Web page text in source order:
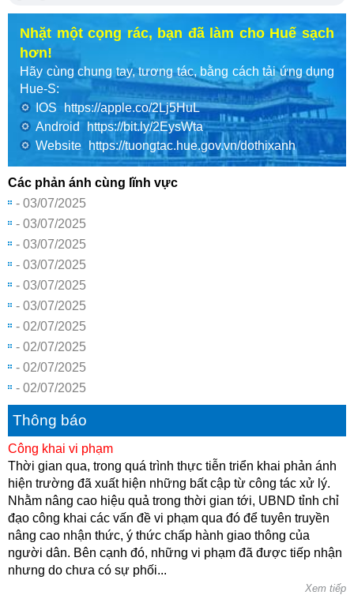
Nhặt một cọng rác, bạn đã làm cho Huế sạch
hơn!
Hãy cùng chung tay, tương tác, bằng cách tải ứng dụng
Hue-S:
IOS
https://apple.co/2Lj5HuL
Android
https://bit.ly/2EysWta
Website
https://tuongtac.hue.gov.vn/dothixanh
Các phản ánh cùng lĩnh vực
- 03/07/2025
- 03/07/2025
- 03/07/2025
- 03/07/2025
- 03/07/2025
- 03/07/2025
- 02/07/2025
- 02/07/2025
- 02/07/2025
- 02/07/2025
Thông báo
Công khai vi phạm
Thời gian qua, trong quá trình thực tiễn triển khai phản ánh
hiện trường đã xuất hiện những bất cập từ công tác xử lý.
Nhằm nâng cao hiệu quả trong thời gian tới, UBND tỉnh chỉ
đạo công khai các vấn đề vi phạm qua đó để tuyên truyền
nâng cao nhận thức, ý thức chấp hành giao thông của
người dân. Bên cạnh đó, những vi phạm đã được tiếp nhận
nhưng do chưa có sự phối...
Xem tiếp